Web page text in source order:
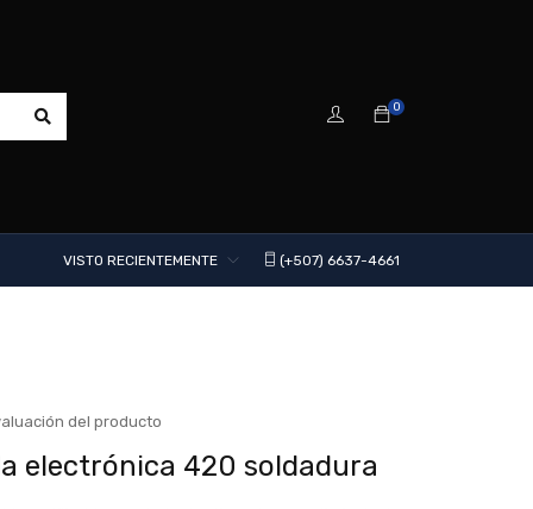
0
(+507) 6637-4661
VISTO RECIENTEMENTE
del producto
electrónica 420 soldadura